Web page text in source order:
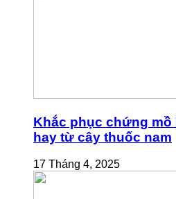
Khắc phục chứng
hay từ cây thuốc nam
17 Tháng 4, 2025